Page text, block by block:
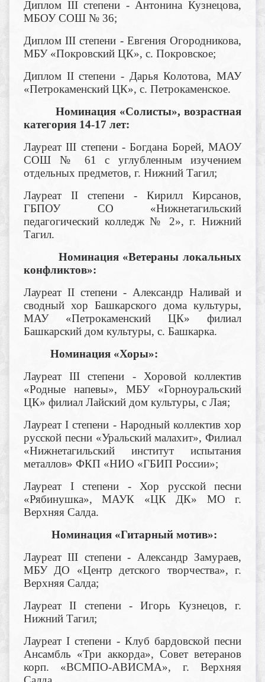
Диплом III степени - Антонина Кузнецова,
МБОУ СОШ № 36;
Диплом III степени - Евгения Огородникова,
МБУ «Покровский ЦК», с. Покровское;
Диплом II степени - Дарья Колотова, МАУ
«Петрокаменский ЦК», с. Петрокаменское.
Номинация «Солисты», возрастная
категория 14-17 лет:
Лауреат III степени - Богдана Борей, МАОУ
СОШ № 61 с углубленным изучением
отдельных предметов, г. Нижний Тагил;
Лауреат II степени - Кирилл Кирсанов,
ГБПОУ СО «Нижнетагильский
педагогический колледж № 2», г. Нижний
Тагил.
Номинация «Ветераны локальных
конфликтов»:
Лауреат II степени - Александр Наливай и
сводный хор Башкарского дома культуры,
МАУ «Петрокаменский ЦК» филиал
Башкарский дом культуры, с. Башкарка.
Номинация «Хоры»:
Лауреат III степени - Хоровой коллектив
«Родные напевы», МБУ «Горноуральский
ЦК» филиал Лайский дом культуры, с Лая;
Лауреат I степени - Народный коллектив хор
русской песни «Уральский малахит», Филиал
«Нижнетагильский институт испытания
металлов» ФКП «НИО «ГБИП России»;
Лауреат I степени - Хор русской песни
«Рябинушка», МАУК «ЦК ДК» МО г.
Верхняя Салда.
Номинация «Гитарный мотив»:
Лауреат III степени - Александр Замураев,
МБУ ДО «Центр детского творчества», г.
Верхняя Салда;
Лауреат II степени - Игорь Кузнецов, г.
Нижний Тагил;
Лауреат I степени - Клуб бардовской песни
Ансамбль «Три аккорда», Совет ветеранов
корп. «ВСМПО-АВИСМА», г. Верхняя